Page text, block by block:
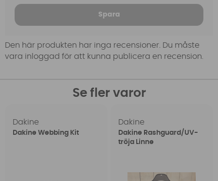
Spara
Den här produkten har inga recensioner. Du måste
vara inloggad för att kunna publicera en recension.
Se fler varor
Dakine
Dakine Webbing Kit
Dakine
Dakine Rashguard/UV-
tröja Linne